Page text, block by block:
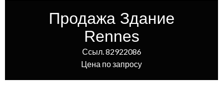
Продажа Здание
Rennes
Ссыл. 82922086
Цена по запросу